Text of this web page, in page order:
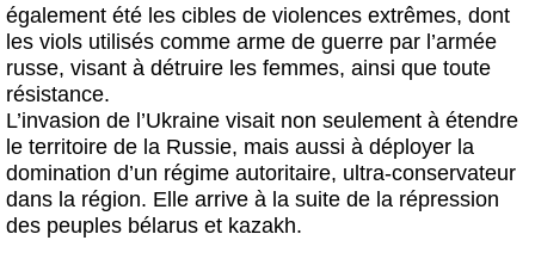
également été les cibles de violences extrêmes, dont
les viols utilisés comme arme de guerre par l’armée
russe, visant à détruire les femmes, ainsi que toute
résistance.
L’invasion de l’Ukraine visait non seulement à étendre
le territoire de la Russie, mais aussi à déployer la
domination d’un régime autoritaire, ultra-conservateur
dans la région. Elle arrive à la suite de la répression
des peuples bélarus et kazakh.